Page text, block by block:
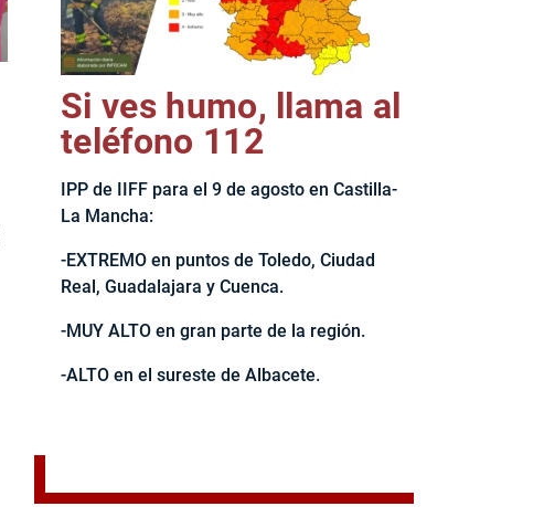
Si ves humo, llama al
teléfono 112
IPP de IIFF para el 9 de agosto en Castilla-
La Mancha:
-EXTREMO en puntos de Toledo, Ciudad
Real, Guadalajara y Cuenca.
-MUY ALTO en gran parte de la región.
-ALTO en el sureste de Albacete.